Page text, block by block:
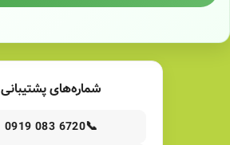
شماره‌های پشتیبانی
📞
0919 083 6720